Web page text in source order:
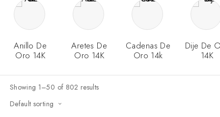
Anillo De
Oro 14K
Aretes De
Oro 14K
Cadenas De
Oro 14k
Dije De
14K
Showing 1–50 of 802 results
Default sorting